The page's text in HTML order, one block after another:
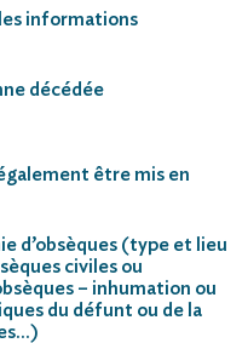
informations
décédée
être mis en
d’obsèques (type et lieu
civiles ou
– inhumation ou
du défunt ou de la